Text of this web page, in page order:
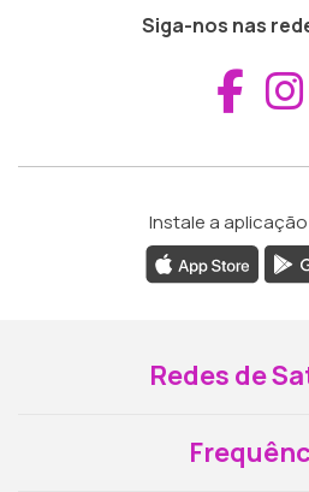
Siga-nos nas
Instale a aplicação
Redes de